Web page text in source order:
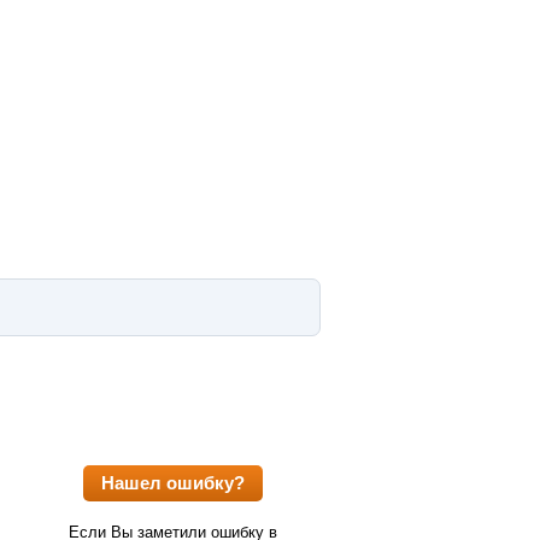
Нашел ошибку?
Если Вы заметили ошибку в